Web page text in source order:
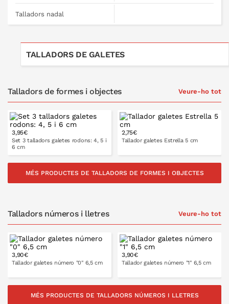
Talladors nadal
TALLADORS DE GALETES
Talladors de formes i objectes Veure-ho tot
3,95€
Set 3 talladors galetes rodons: 4, 5 i
6 cm
2,75€
Tallador galetes Estrella 5 cm
MÉS PRODUCTES DE TALLADORS DE FORMES I OBJECTES
Talladors números i lletres Veure-ho tot
3,90€
Tallador galetes número "0" 6,5 cm
3,90€
Tallador galetes número "1" 6,5 cm
MÉS PRODUCTES DE TALLADORS NÚMEROS I LLETRES